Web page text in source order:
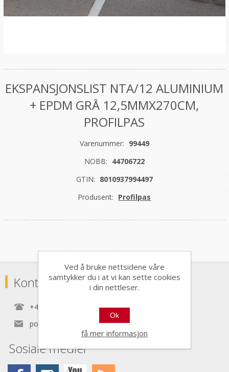
EKSPANSJONSLIST NTA/12 ALUMINIUM
+ EPDM GRÅ 12,5MMX270CM,
PROFILPAS
Varenummer: 99449
NOBB: 44706722
GTIN: 8010937994497
Produsent: Profilpas
Kontaktinformasjon
+47 22 30 40 70
post@nordictools.no
Sosiale medier
Ved å bruke nettsidene våre
samtykker du i at vi kan sette cookies
i din nettleser.
Ok
få mer informasjon